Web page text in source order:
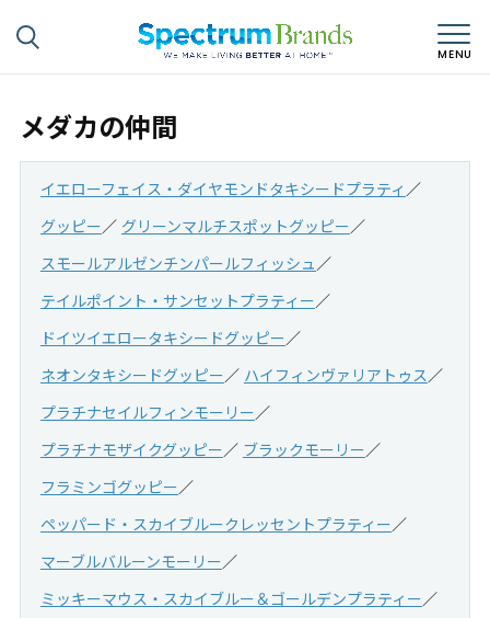
メダカの仲間
イエローフェイス・ダイヤモンドタキシードプラティ
グッピー
グリーンマルチスポットグッピー
スモールアルゼンチンパールフィッシュ
テイルポイント・サンセットプラティー
ドイツイエロータキシードグッピー
ネオンタキシードグッピー
ハイフィンヴァリアトゥス
プラチナセイルフィンモーリー
プラチナモザイクグッピー
ブラックモーリー
フラミンゴグッピー
ペッパード・スカイブルークレッセントプラティー
マーブルバルーンモーリー
ミッキーマウス・スカイブルー＆ゴールデンプラティー